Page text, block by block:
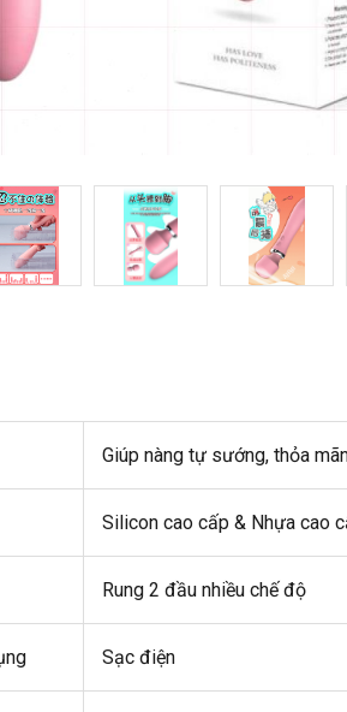
Giúp nàng tự sướngchất
lượng
, thỏa
Silicon cao cấp & Nhựa cao
Rung 2 đầu nhiều chế độ
Sạc điện